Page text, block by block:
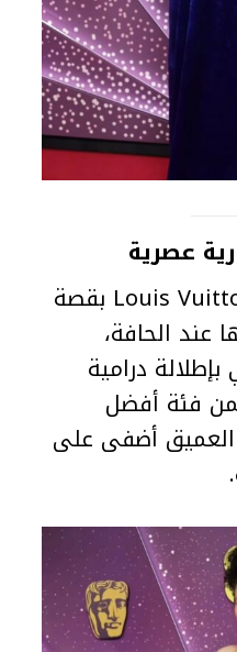
بفستان مخصص من Louis Vuitton بقصة
عند الحافة،
درامية
فئة أفضل
العميق أضفى على